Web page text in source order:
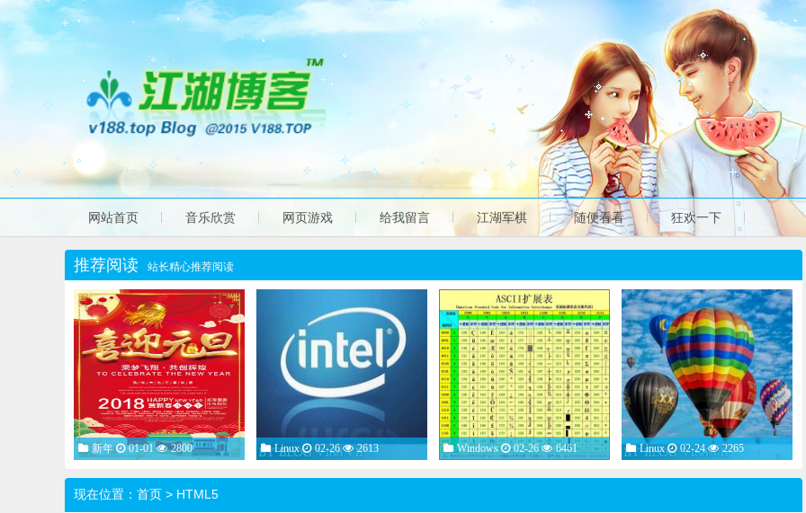
网站首页 音乐欣赏 网页游戏 给我留言 江湖军棋 随便看看 狂欢一下
推荐阅读 站长精心推荐阅读
新年 01-01 2800 Linux 02-26 2613 Windows 02-26 6461 Linux 02-24 2265
现在位置： 首页 > HTML5